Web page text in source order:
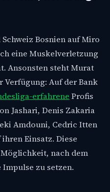
Bosnien auf Miro
eine Muskelverletzung
Ansonsten steht Murat
Verfügung: Auf der Bank
erfahrene Profis
Jashari, Denis Zakaria
Amdouni, Cedric Itten
Einsatz. Diese
nach dem
zu setzen.